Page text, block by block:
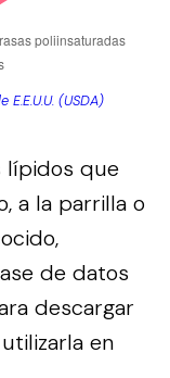
(USDA)
lípidos que
a la parrilla o
de datos
descargar
en